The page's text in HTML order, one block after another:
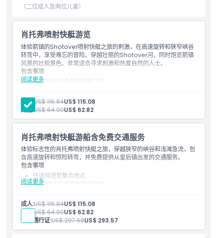
如何到达那里
如何兑换
着装要求
（二位成人及两位儿童）
肖托弗喷射快艇游览
体验箭镇的Shotover喷射快艇之旅的刺激，在高速旋转和狭窄峡谷
转弯中，享受难忘的冒险。穿越壮丽的Shotover河，同时饱览箭镇
风景的壮观景色。非常适合寻求刺激和热爱自然的人士。
阅读更多
包含事项
30分钟肖托弗喷射快艇之旅
河边基地提供免费无线网络
现场摄影服务以及安装在喷射快艇上的摄像机记录您的体验。旅
行结束后可免费无义务观看旅行照片和视频集锦，且可购买带回
家
成人: US$ 116.84US$ 115.08
儿童: US$ 64.00US$ 62.82
肖托弗喷射快艇游船含免费交通服务
体验标志性的肖托弗喷射快艇之旅，穿越狭窄的峡谷和浅滩急流，包
含高速旋转和惊险转弯，并免费提供从皇后镇出发的交通服务。
阅读更多
包含事项
往返接送至集合地点
30分钟肖托弗喷射快艇体验
河岸基地提供免费无线网络
现场摄影服务，喷射快艇上安装摄像机记录您的体验。旅程结束
后可无义务观看照片和视频精彩片段，亦可购买带回家
骑行期间可使用储物柜存放个人物品
成人:US$ 116.84US$ 115.08
儿童: US$ 64.00US$ 62.82
家庭通行证:US$ 297.68US$ 293.57